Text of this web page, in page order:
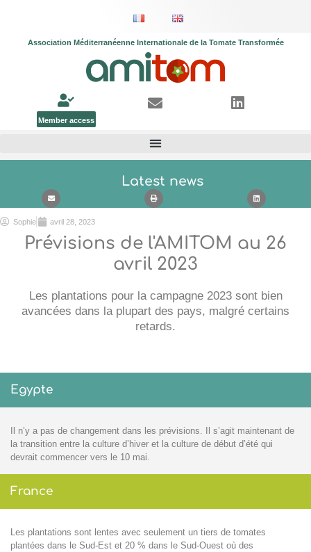
Association Méditerranéenne Internationale de la Tomate Transformée
Member access
Latest news
Sophie avril 28, 2023
Prévisions de l'AMITOM au 26
avril 2023
Les plantations pour la campagne 2023 sont bien
avancées dans la plupart des pays, malgré certains
retards.
Egypte
Il n’y a pas de changement dans les prévisions. Il s’agit maintenant de
la transition entre la culture d’hiver et la culture de début d’été qui
devrait commencer vers le 10 mai.
France
Les plantations sont lentes avec seulement un tiers de tomates
plantées dans le Sud-Est et 20 % dans le Sud-Ouest où des